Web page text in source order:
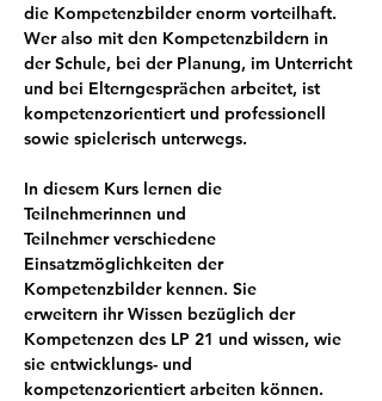
die Kompetenzbilder enorm vorteilhaft.
Wer also mit den Kompetenzbildern in
der Schule, bei der Planung, im Unterricht
und bei Elterngesprächen arbeitet, ist
kompetenzorientiert und professionell
sowie spielerisch unterwegs.
In diesem Kurs lernen die
Teilnehmerinnen und
Teilnehmer verschiedene
Einsatzmöglichkeiten der
Kompetenzbilder kennen. Sie
erweitern ihr Wissen bezüglich der
Kompetenzen des LP 21 und wissen, wie
sie entwicklungs- und
kompetenzorientiert arbeiten können.